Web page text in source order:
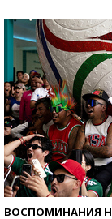
ВОСПОМИНАНИЯ